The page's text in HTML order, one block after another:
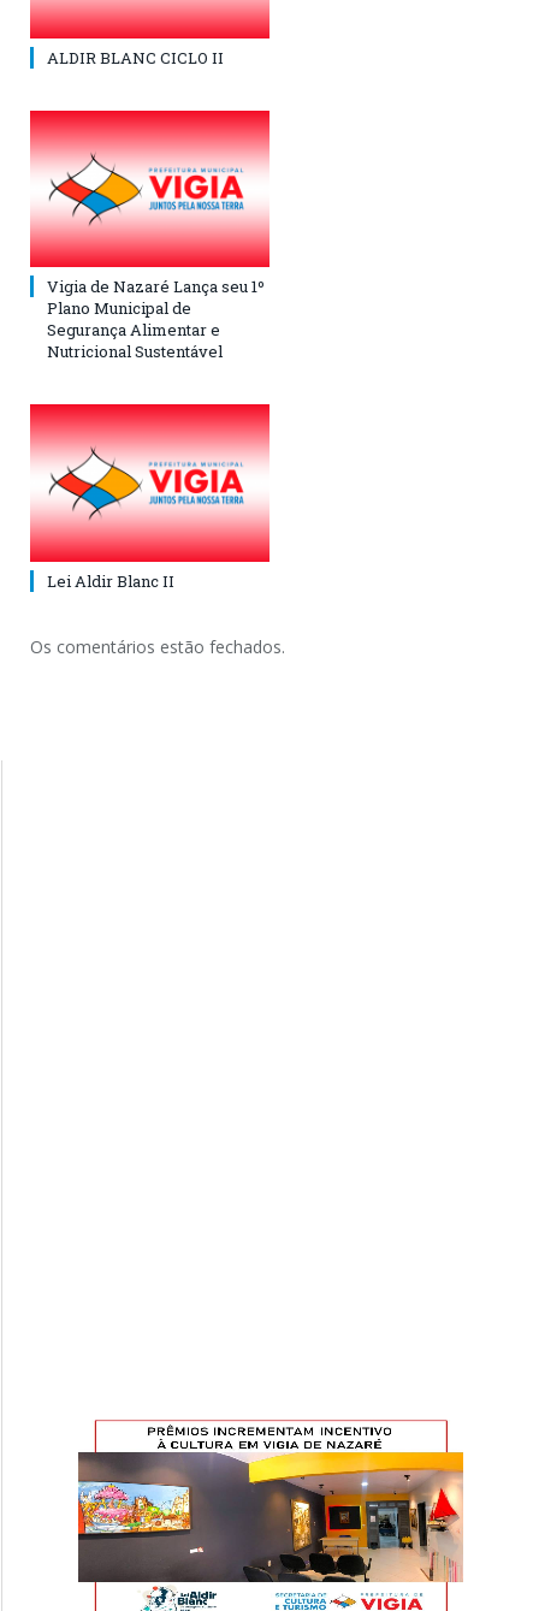
ALDIR BLANC CICLO II
Vigia de Nazaré Lança seu 1º
Plano Municipal de
Segurança Alimentar e
Nutricional Sustentável
Lei Aldir Blanc II
Os comentários estão fechados.